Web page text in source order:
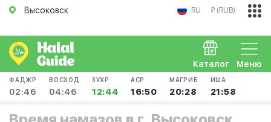
Высоковск RU ₽ (RUB)
Меню
Каталог
ФАДЖР
02:46
ВОСХОД
04:46
ЗУХР
12:44
АСР
16:50
МАГРИБ
20:28
ИША
21:58